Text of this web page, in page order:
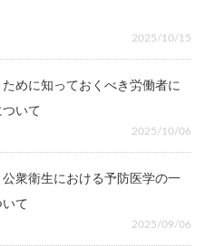
2025/10/15
めに知っておくべき労働者に
いて
2025/10/06
衆衛生における予防医学の一
て
2025/09/06